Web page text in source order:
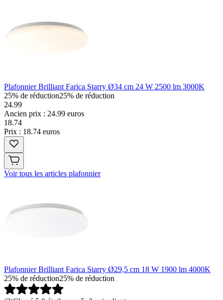
Plafonnier Brilliant Farica Starry Ø34 cm 24 W 2500 lm 3000K
25% de réduction25% de réduction
24.99
Ancien prix : 24.99 euros
18.74
Prix : 18.74 euros
Voir tous les articles plafonnier
Plafonnier Brilliant Farica Starry Ø29,5 cm 18 W 1900 lm 4000K
25% de réduction25% de réduction